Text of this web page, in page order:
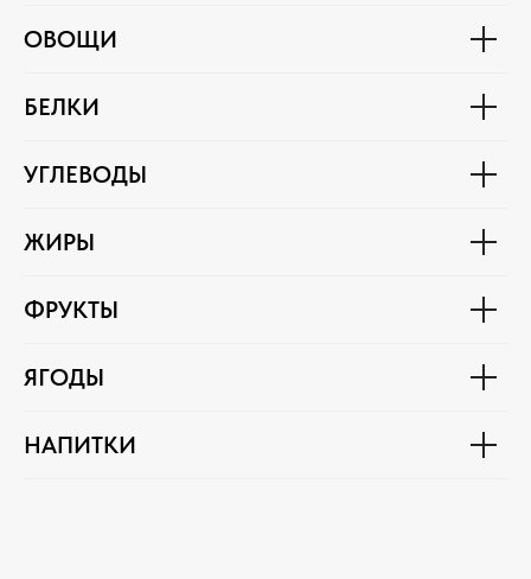
ОВОЩИ
БЕЛКИ
УГЛЕВОДЫ
ЖИРЫ
ФРУКТЫ
ЯГОДЫ
НАПИТКИ